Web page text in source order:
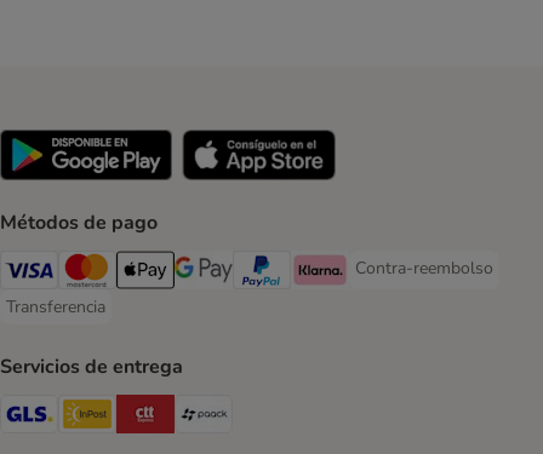
Métodos de pago
Visa Payment Method
Mastercard Payment Method
Apple Pay Payment Method
Google Pay Payment Method
PayPal Payment Method
Klarna Payment Method
Contra-reembolso
Contra-reembolso
Transferencia
Transferencia Payment Method
Servicios de entrega
GLS Shipping Method
InPost Shipping Method
CTTExpress Shipping Method